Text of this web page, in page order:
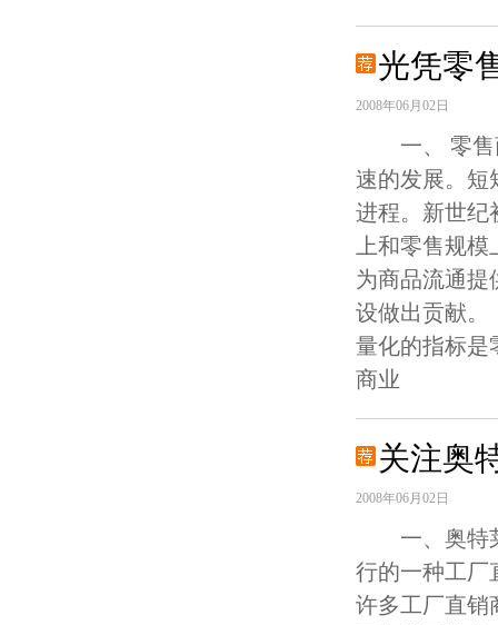
光凭零
2008年06月02日
一、 零售
速的发展。短
进程。新世纪
上和零售规
为商品流通提
设做出贡献
量化的指标是
商业
关注奥
2008年06月02日
一、奥特莱
行的一种工厂
许多工厂直销